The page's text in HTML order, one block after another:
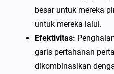
besar untuk mereka
untuk mereka lalui.
Efektivitas:
garis pertahanan
dikombinasikan